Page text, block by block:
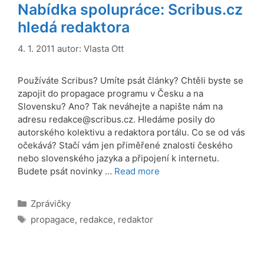
Nabídka spolupráce: Scribus.cz
hledá redaktora
4. 1. 2011 autor: Vlasta Ott
Používáte Scribus? Umíte psát články? Chtěli byste se
zapojit do propagace programu v Česku a na
Slovensku? Ano? Tak neváhejte a napište nám na
adresu redakce@scribus.cz. Hledáme posily do
autorského kolektivu a redaktora portálu. Co se od vás
očekává? Stačí vám jen přiměřené znalosti českého
nebo slovenského jazyka a připojení k internetu.
Budete psát novinky … Read more
Rubriky
Zprávičky
Štítky
propagace, redakce, redaktor